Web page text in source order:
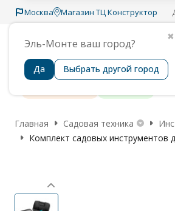
Москва
✖
Эль-Монте ваш город?
Да Выбрать другой город
Магазин ТЦ Конструктор
Главная Садовая техника
Комплект садовых инструментов